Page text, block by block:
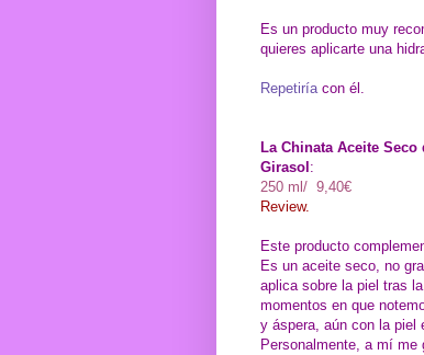
Es un producto muy
quieres aplicarte una
Repetiríacon él.
La Chinata Aceite Seco
Girasol :
250 ml/ 9,40€
Review.
Este producto
Es un aceite seco, no
aplica sobre la piel tras
momentos en que
y áspera, aún con la piel
Personalmente, a mí me